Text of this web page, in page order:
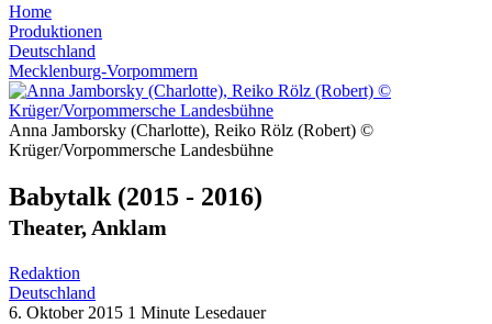
Home
Produktionen
Deutschland
Mecklenburg-Vorpommern
Anna Jamborsky (Charlotte), Reiko Rölz (Robert) ©
Krüger/Vorpommersche Landesbühne
Babytalk (2015 - 2016)
Theater, Anklam
Redaktion
Deutschland
6. Oktober 2015 1 Minute Lesedauer